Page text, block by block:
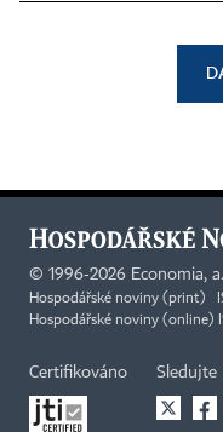
© 1996-2026 Economia,
Hospodářské noviny (print)
Hospodářské noviny (online)
Certifikováno Sledujte